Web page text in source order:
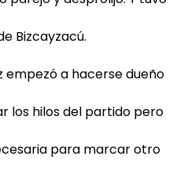
Bizcayzacú.
empezó a hacerse dueño
los hilos del partido pero
para marcar otro